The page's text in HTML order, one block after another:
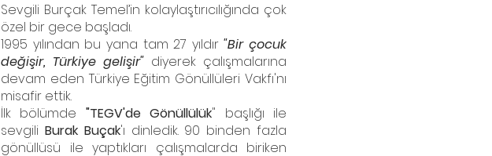
Sevgili Burçak Temel’in kolaylaştırıcılığında çok
özel bir gece başladı.
1995 yılından bu yana tam 27 yıldır "Bir çocuk
değişir, Türkiye gelişir" diyerek çalışmalarına
devam eden Türkiye Eğitim Gönüllüleri Vakfı'nı
misafir ettik.
İlk bölümde "TEGV'de Gönüllülük" başlığı ile
sevgili Burak Buçak'ı dinledik. 90 binden fazla
gönüllüsü ile yaptıkları çalışmalarda biriken